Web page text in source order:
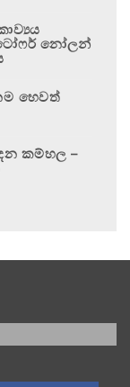
නෝලන්
හෙවත්
කම්හල –